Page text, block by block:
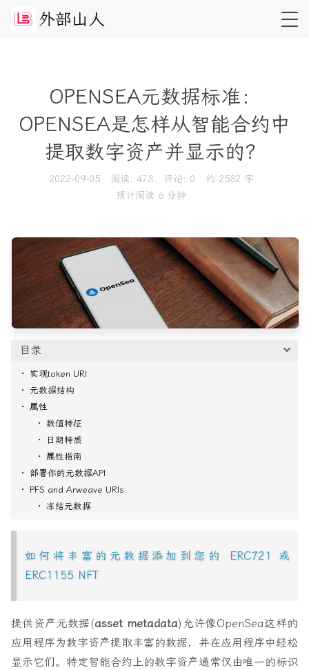
外部山 人
OPENSEA元数据标准：
OPENSEA是怎样从智能合约中
提取数字资产并显示的？
2022-09-05 阅读: 478 评论: 0
约 2582 字
预计阅读 6 分钟
目录
实现token URI
元数据结构
属性
数值特征
日期特质
属性指南
部署你的元数据API
PFS and Arweave URIs
冻结元数据
如何将丰富的元数据添加到您的 ERC721 或
ERC1155 NFT
提供资产元数据(asset metadata)允许像OpenSea这样的
应用程序为数字资产提取丰富的数据，并在应用程序中轻松
显示它们。特定智能合约上的数字资产通常仅由唯一的标识